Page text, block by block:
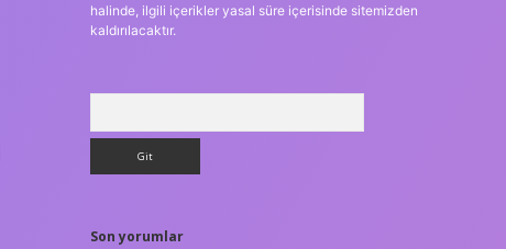
halinde, ilgili içerikler yasal süre içerisinde sitemizden
kaldırılacaktır.
Son yorumlar